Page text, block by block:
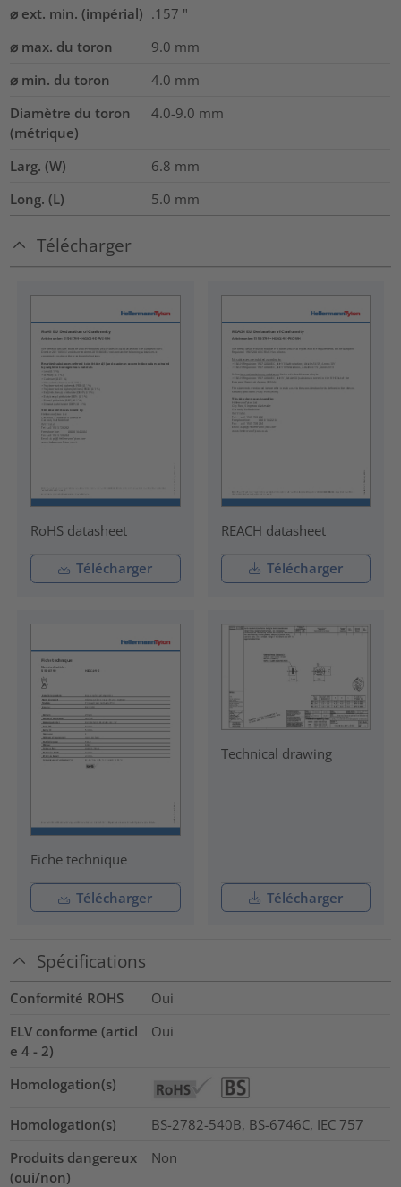
⌀ ext. min. (impérial) .157 "
⌀ max. du toron
9.0 mm
⌀ min. du toron
4.0 mm
Diamètre du toron
(métrique)
4.0-9.0 mm
Larg. (W) 6.8 mm
Long. (L)
5.0 mm
Télécharger
RoHS datasheet
Télécharger
REACH datasheet
Télécharger
Fiche technique
Télécharger
Technical drawing
Télécharger
Spécifications
Conformité ROHS
Oui
ELV conforme (articl
e 4 - 2)
Oui
Homologation(s)
Homologation(s)
BS-2782-540B, BS-6746C, IEC 757
Produits dangereux
(oui/non)
Non